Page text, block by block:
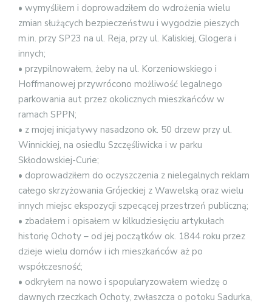
• wymyśliłem i doprowadziłem do wdrożenia wielu
zmian służących bezpieczeństwu i wygodzie pieszych
m.in. przy SP23 na ul. Reja, przy ul. Kaliskiej, Glogera i
innych;
• przypilnowałem, żeby na ul. Korzeniowskiego i
Hoffmanowej przywrócono możliwość legalnego
parkowania aut przez okolicznych mieszkańców w
ramach SPPN;
• z mojej inicjatywy nasadzono ok. 50 drzew przy ul.
Winnickiej, na osiedlu Szczęśliwicka i w parku
Skłodowskiej-Curie;
• doprowadziłem do oczyszczenia z nielegalnych reklam
całego skrzyżowania Grójeckiej z Wawelską oraz wielu
innych miejsc ekspozycji szpecącej przestrzeń publiczną;
• zbadałem i opisałem w kilkudziesięciu artykułach
historię Ochoty – od jej początków ok. 1844 roku przez
dzieje wielu domów i ich mieszkańców aż po
współczesność;
• odkryłem na nowo i spopularyzowałem wiedzę o
dawnych rzeczkach Ochoty, zwłaszcza o potoku Sadurka,